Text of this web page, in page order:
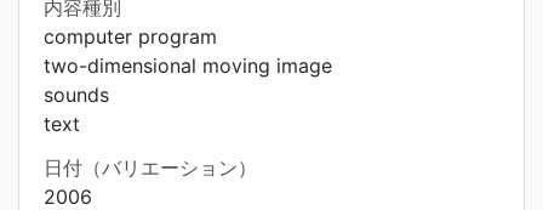
内容種別
computer program
two-dimensional moving image
sounds
text
日付（バリエーション）
2006